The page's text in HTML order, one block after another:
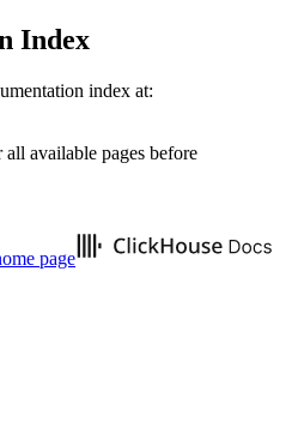
Index
index at:
available pages before
page